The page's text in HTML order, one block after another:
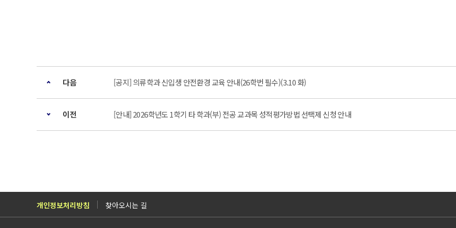
다음 [공지] 의류학과 신입생 안전환경 교육 안내(26학번 필수)(3.10 화)
이전 [안내] 2026학년도 1학기 타 학과(부) 전공 교과목 성적평가방법 선택제 신청 안내
개인정보처리방침 찾아오시는 길